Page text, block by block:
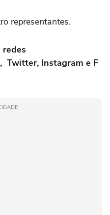
representantes.
redes
, Twitter, Instagram e F